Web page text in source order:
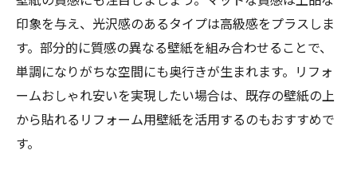
印象を与え、光沢感のあるタイプは高級感をプラスしま
す。部分的に質感の異なる壁紙を組み合わせることで、
単調になりがちな空間にも奥行きが生まれます。リフォ
ームおしゃれ安いを実現したい場合は、既存の壁紙の上
から貼れるリフォーム用壁紙を活用するのもおすすめで
す。